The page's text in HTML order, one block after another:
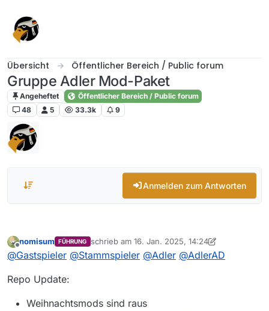
Übersicht Öffentlicher Bereich / Public forum
Gruppe Adler Mod-Paket
Angeheftet
Öffentlicher Bereich / Public forum
48
5 33.3k 9
Anmelden zum Antworten
Offline
nomisum FÜHRUNG schrieb am 16. Jan. 2025, 14:24
zuletzt editiert von nomisum
@Gastspieler @Stammspieler @Adler @AdlerAD
Repo Update:
Weihnachtsmods sind raus